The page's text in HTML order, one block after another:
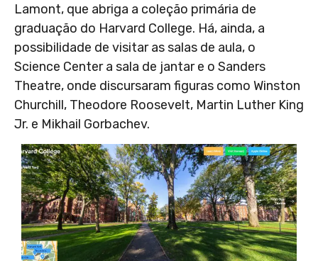
Lamont, que abriga a coleção primária de
graduação do Harvard College. Há, ainda, a
possibilidade de visitar as salas de aula, o
Science Center a sala de jantar e o Sanders
Theatre, onde discursaram figuras como Winston
Churchill, Theodore Roosevelt, Martin Luther King
Jr. e Mikhail Gorbachev.